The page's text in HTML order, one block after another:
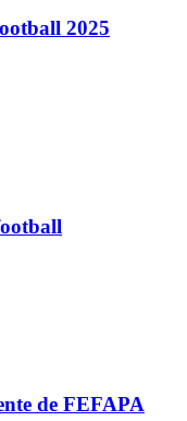
2025
de FEFAPA